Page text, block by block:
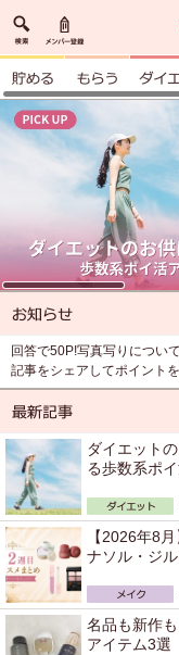
回答で50P!写真写りについ
記事をシェアしてポイント
ダイエット
る歩数系ポ
【2026年8
ナソル・ジ
名品も新作
アイテム3選